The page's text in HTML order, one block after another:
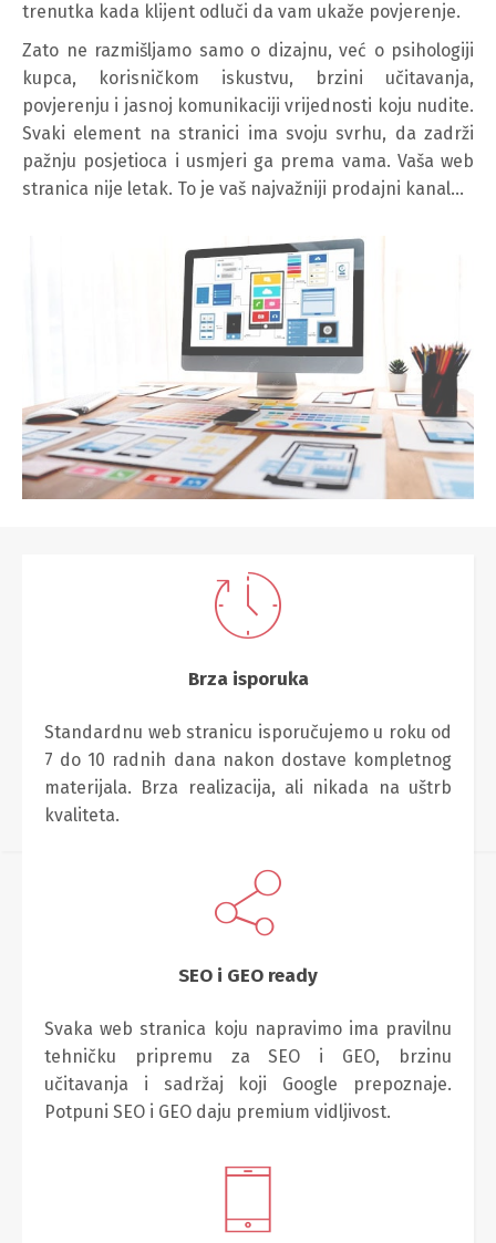
trenutka kada klijent odluči da vam ukaže povjerenje.
Zato ne razmišljamo samo o dizajnu, već o psihologiji
kupca, korisničkom iskustvu, brzini učitavanja,
povjerenju i jasnoj komunikaciji vrijednosti koju nudite.
Svaki element na stranici ima svoju svrhu, da zadrži
pažnju posjetioca i usmjeri ga prema vama. Vaša web
stranica nije letak. To je vaš najvažniji prodajni kanal…
Brza isporuka
Standardnu web stranicu isporučujemo u roku od
7 do 10 radnih dana nakon dostave kompletnog
materijala. Brza realizacija, ali nikada na uštrb
kvaliteta.
SEO i GEO ready
Svaka web stranica koju napravimo ima pravilnu
tehničku pripremu za SEO i GEO, brzinu
učitavanja i sadržaj koji Google prepoznaje.
Potpuni SEO i GEO daju premium vidljivost.